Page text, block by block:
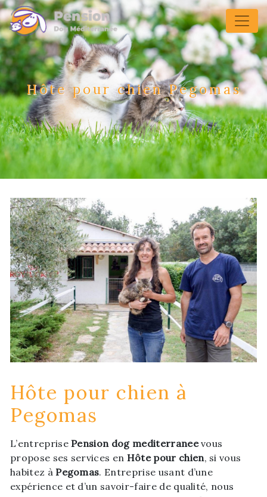
Panneau de gestion des cookies
Hôte pour chien Pegomas
Hôte pour chien à
Pegomas
L’entreprisePension dog mediterraneevous
propose ses services en Hôte pour chien, si vous
habitez àPegomas. Entreprise usant d’une
expérience et d’un savoir-faire de qualité, nous